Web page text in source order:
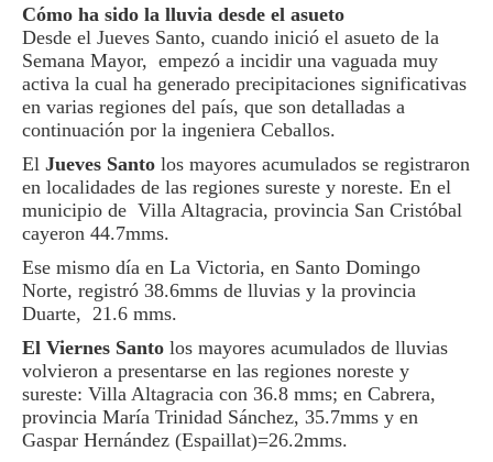
Cómo ha sido la lluvia desde el asueto
Desde el Jueves Santo, cuando inició el asueto de la
Semana Mayor, empezó a incidir una vaguada muy
activa la cual ha generado precipitaciones significativas
en varias regiones del país, que son detalladas a
continuación por la ingeniera Ceballos.
El Jueves Santo los mayores acumulados se registraron
en localidades de las regiones sureste y noreste. En el
municipio de Villa Altagracia, provincia San Cristóbal
cayeron 44.7mms.
Ese mismo día en La Victoria, en Santo Domingo
Norte, registró 38.6mms de lluvias y la provincia
Duarte, 21.6 mms.
El Viernes Santo los mayores acumulados de lluvias
volvieron a presentarse en las regiones noreste y
sureste: Villa Altagracia con 36.8 mms; en Cabrera,
provincia María Trinidad Sánchez, 35.7mms y en
Gaspar Hernández (Espaillat)=26.2mms.